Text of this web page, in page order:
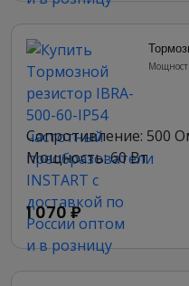
Сопротивление: 500
Мощность: 60 Вт
1 070 ₽